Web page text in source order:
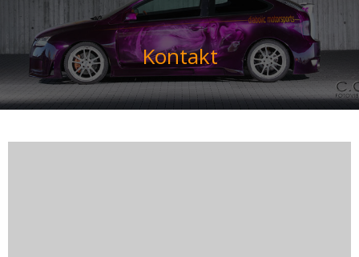
Kontakt